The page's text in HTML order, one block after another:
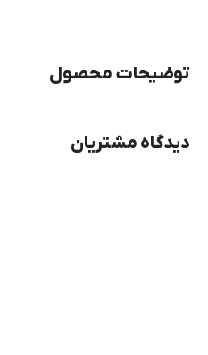
توضیحات محصول
دیدگاه مشتریان